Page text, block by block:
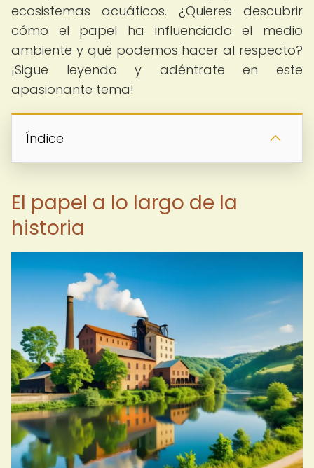
ecosistemas acuáticos. ¿Quieres descubrir
cómo el papel ha influenciado el medio
ambiente y qué podemos hacer al respecto?
¡Sigue leyendo y adéntrate en este
apasionante tema!
Índice
El papel a lo largo de la
historia